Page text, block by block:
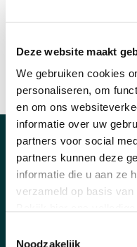
Deze website maakt
We gebruiken cookies
personaliseren, om
en om ons
informatie over uw
partners voor social
partners kunnen deze
informatie die u aan ze
verzameld op basis
Noodzakelijk
SNELLE REACTIE
CATEGORIEËN
Horloges